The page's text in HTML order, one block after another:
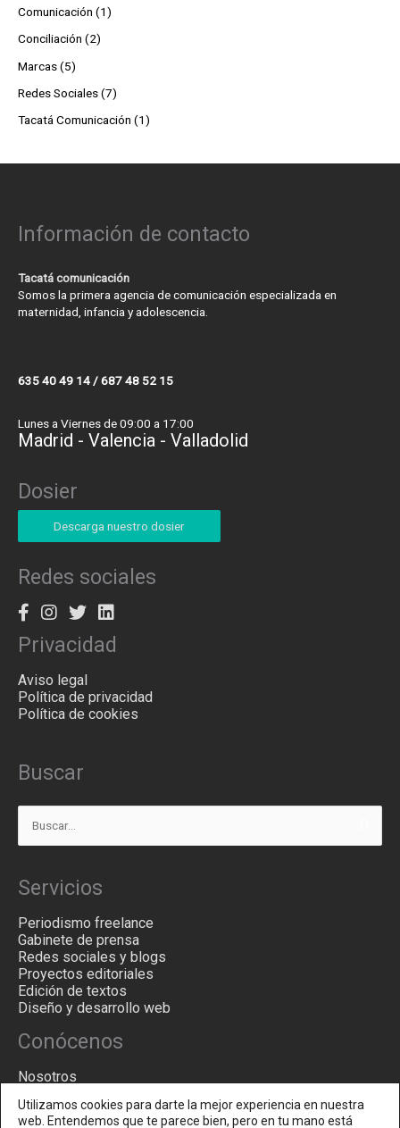
Comunicación (1)
Conciliación (2)
Marcas(5)
Redes Sociales(7)
Tacatá Comunicación (1)
Información de contacto
Tacatá comunicación
Somos la primera agencia de comunicación especializada en
maternidad, infancia y adolescencia.
635 40 49 14 / 687 48 52 15
Lunes a Viernes de 09:00 a 17:00
Madrid - Valencia - Valladolid
Dosier
Descarga nuestro dosier
Redes sociales
Privacidad
Aviso legal
Política de privacidad
Política de cookies
Buscar
Buscar
por:
Servicios
Periodismo freelance
Gabinete de prensa
Redes sociales y blogs
Proyectos editoriales
Edición de textos
Diseño y desarrollo web
Conócenos
Nosotros
Blog
Utilizamos cookies para darte la mejor experiencia en nuestra
web. Entendemos que te parece bien, pero en tu mano está